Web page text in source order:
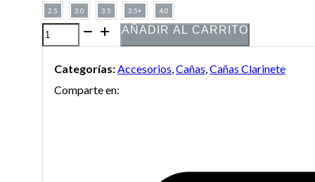
2.5 3.0 3.5 3.5+ 4.0
Caja
Cañas
AÑADIR AL CARRITO
Categorías: Accesorios Cañas Cañas Clarinete
Comparte en: